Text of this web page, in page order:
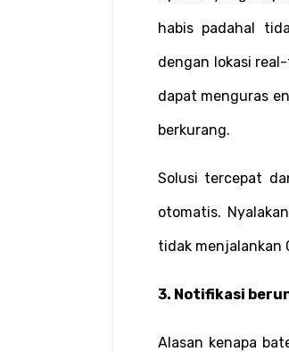
habis padahal
dengan lokasi
dapat menguras
berkurang.
Solusi tercepat
otomatis.
tidak menjalankan
3. Notifikasi
Alasan kenapa